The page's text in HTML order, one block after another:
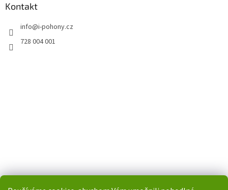
Kontakt
info@i-pohony.cz
728 004 001